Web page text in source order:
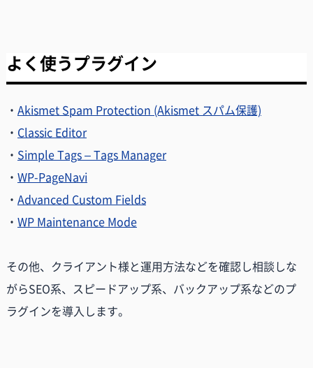
よく使うプラグイン
・ Akismet Spam Protection (Akismet スパム保護)
・ Classic Editor
・ Simple Tags – Tags Manager
・ WP-PageNavi
・ Advanced Custom Fields
・ WP Maintenance Mode
その他、クライアント様と運用方法などを確認し相談しな
がらSEO系、スピードアップ系、バックアップ系などのプ
ラグインを導入します。